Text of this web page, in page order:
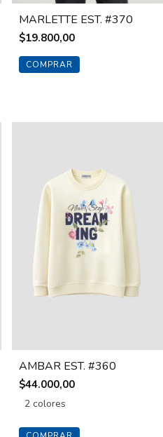
MARLETTE EST. #370
$19.800,00
COMPRAR
AMBAR EST. #360
$44.000,00
2 colores